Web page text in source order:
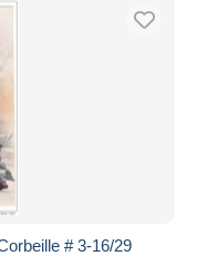
# 3-16/29